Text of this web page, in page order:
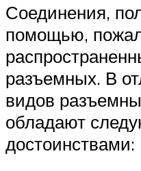
Соединения,
помощью,
разъемных. В
видов
обладают
достоинствами: